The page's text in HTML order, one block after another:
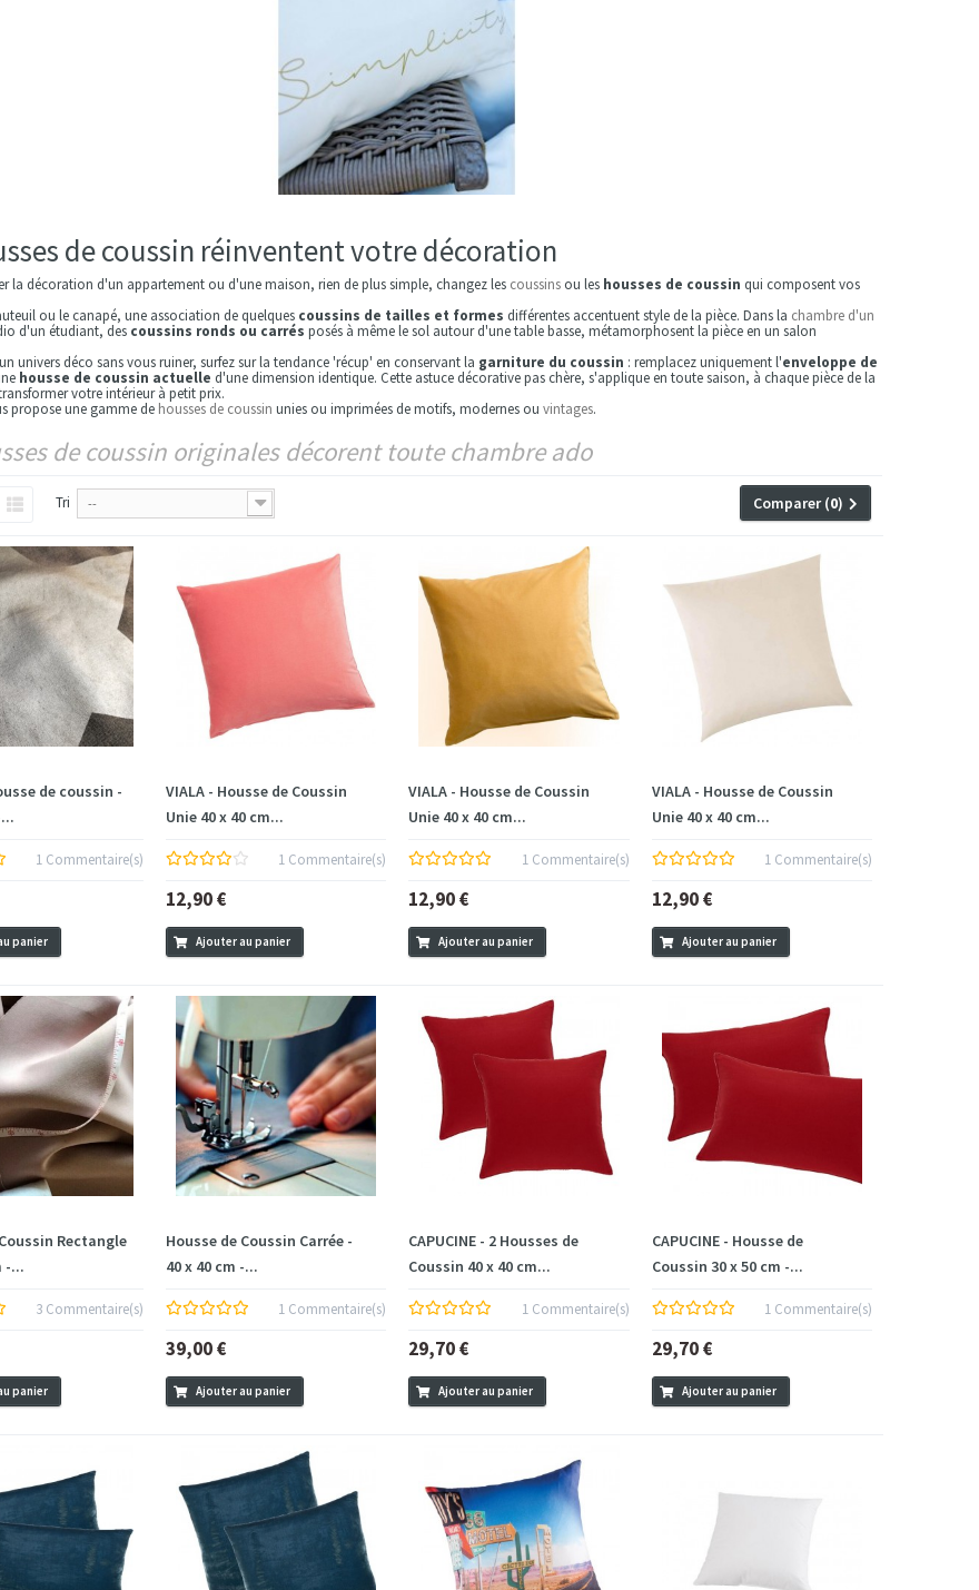
de coussin réinventent votre décoration
la décoration d'un appartement ou d'une maison, rien de plus simple, changez les coussinsou les housses de coussin qui composent vos
ou le canapé, une association de quelques coussins de tailles et formes différentes accentuent style de la pièce. Dans la chambre d'un
d'un étudiant, des coussins ronds ou carrés posés à même le sol autour d'une table basse, métamorphosent la pièce en un salon
univers déco sans vous ruiner, surfez sur la tendance 'récup' en conservant la garniture du coussin : remplacez uniquement l'enveloppe de
housse de coussin actuelle d'une dimension identique. Cette astuce décorative pas chère, s'applique en toute saison, à chaque pièce de la
votre intérieur à petit prix.
propose une gamme de housses de coussin unies ou imprimées de motifs, modernes ou vintages.
de coussin originales décorent toute chambre ado
Tri -- Comparer (0)
de coussin -
1 Commentaire(s)
panier
VIALA - Housse de Coussin
Unie 40 x 40 cm...
1 Commentaire(s)
12,90 €
Ajouter au panier
VIALA - Housse de Coussin
Unie 40 x 40 cm...
1 Commentaire(s)
12,90 €
Ajouter au panier
VIALA - Housse de Coussin
Unie 40 x 40 cm...
1 Commentaire(s)
12,90 €
Ajouter au panier
Rectangle
-...
3 Commentaire(s)
panier
Housse de Coussin Carrée -
40 x 40 cm -...
1 Commentaire(s)
39,00 €
Ajouter au panier
CAPUCINE - 2 Housses de
Coussin 40 x 40 cm...
1 Commentaire(s)
29,70 €
Ajouter au panier
CAPUCINE - Housse de
Coussin 30 x 50 cm -...
1 Commentaire(s)
29,70 €
Ajouter au panier